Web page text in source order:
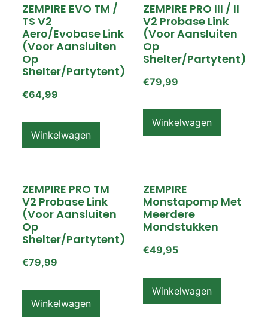
ZEMPIRE EVO TM /
TS V2
Aero/Evobase Link
(voor Aansluiten
Op
Shelter/partytent)
€64,99
Winkelwagen
ZEMPIRE PRO III / II
V2 Probase Link
(voor Aansluiten
Op
Shelter/partytent)
€79,99
Winkelwagen
ZEMPIRE PRO TM
V2 Probase Link
(voor Aansluiten
Op
Shelter/partytent)
€79,99
Winkelwagen
ZEMPIRE
Monstapomp Met
Meerdere
Mondstukken
€49,95
Winkelwagen